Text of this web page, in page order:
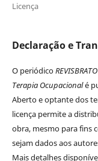
Licença
Declaração e
O periódico
Terapia Ocupacionalé
Aberto e optante dos
licença permite a
obra, mesmo para fins
sejam dados aos
Mais detalhes